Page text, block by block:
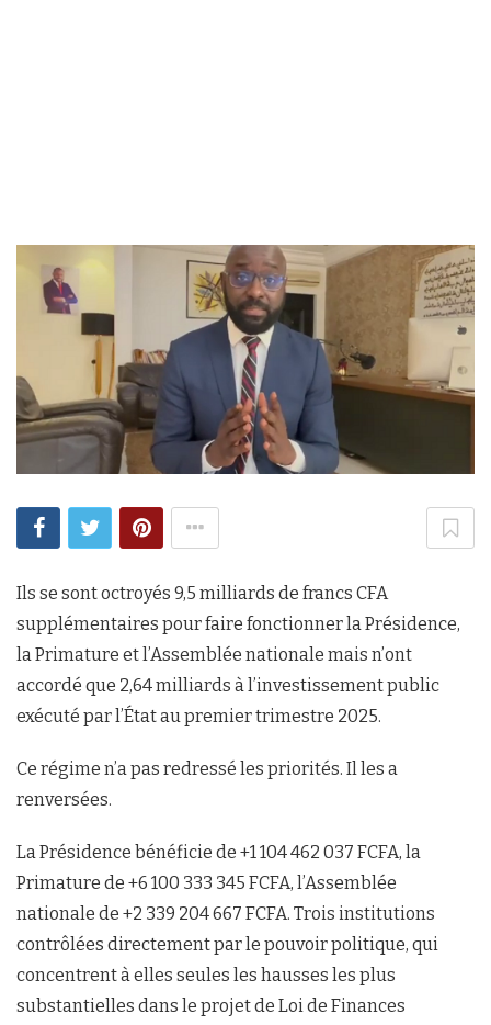
Ils se sont octroyés 9,5 milliards de francs CFA
supplémentaires pour faire fonctionner la Présidence,
la Primature et l’Assemblée nationale mais n’ont
accordé que 2,64 milliards à l’investissement public
exécuté par l’État au premier trimestre 2025.
Ce régime n’a pas redressé les priorités. Il les a
renversées.
La Présidence bénéficie de +1 104 462 037 FCFA, la
Primature de +6 100 333 345 FCFA, l’Assemblée
nationale de +2 339 204 667 FCFA. Trois institutions
contrôlées directement par le pouvoir politique, qui
concentrent à elles seules les hausses les plus
substantielles dans le projet de Loi de Finances